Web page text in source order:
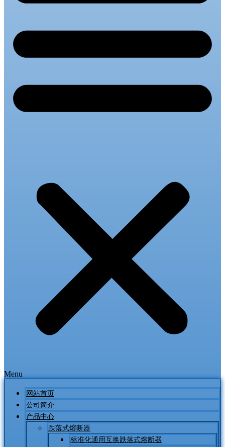
Menu
网站首页
公司简介
产品中心
跌落式熔断器
标准化通用互换跌落式熔断器